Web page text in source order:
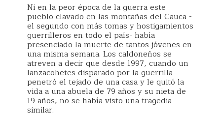
Ni en la peor época de la guerra este
pueblo clavado en las montañas del Cauca -
el segundo con más tomas y hostigamientos
guerrilleros en todo el país- había
presenciado la muerte de tantos jóvenes en
una misma semana. Los caldoneños se
atreven a decir que desde 1997, cuando un
lanzacohetes disparado por la guerrilla
penetró el tejado de una casa y le quitó la
vida a una abuela de 79 años y su nieta de
19 años, no se había visto una tragedia
similar.